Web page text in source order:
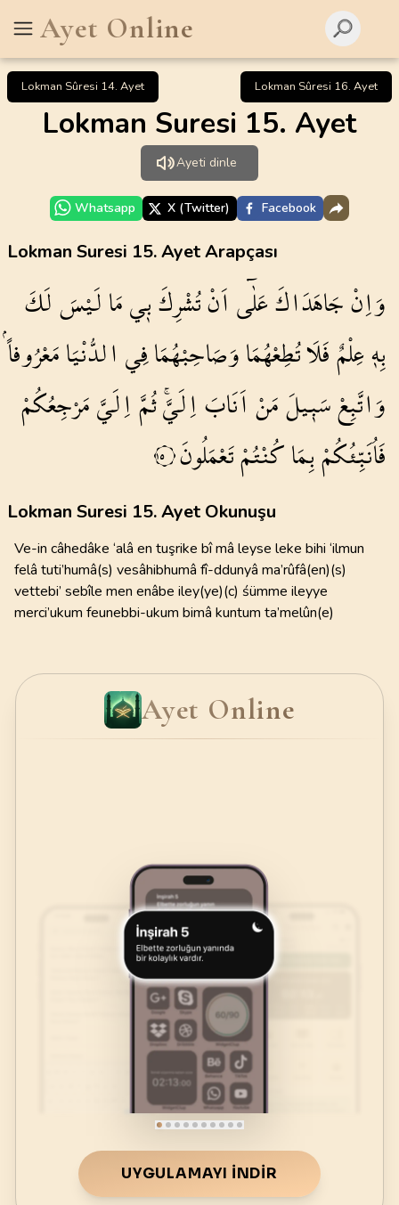
Ayet Online
Lokman Sûresi 14. Ayet Lokman Sûresi 16. Ayet
Lokman Suresi 15. Ayet
Ayeti dinle
Whatsapp X (Twitter) Facebook
Lokman Suresi 15. Ayet Arapçası
وَاِنْجَاهَدَاكَعَلٰٓىاَنْتُشْرِكَب۪يمَالَيْسَلَكَ
بِه۪عِلْمٌفَلَاتُطِعْهُمَاوَصَاحِبْهُمَافِيالدُّنْيَامَعْرُوفاًۘ
وَاتَّبِعْسَب۪يلَمَنْاَنَابَاِلَيَّۚثُمَّاِلَيَّمَرْجِعُكُمْ
فَاُنَبِّئُكُمْبِمَاكُنْتُمْتَعْمَلُونَ ١٥
Lokman Suresi 15. Ayet Okunuşu
Ve-in câhedâke ‘alâ en tuşrike bî mâ leyse leke bihi ‘ilmun
felâ tuti’humâ(s) vesâhibhumâ fî-ddunyâ ma’rûfâ(en)(s)
vettebi’ sebîle men enâbe iley(ye)(c) śümme ileyye
merci’ukum feunebbi-ukum bimâ kuntum ta’melûn(e)
Ayet Online
UYGULAMAYI İNDIR